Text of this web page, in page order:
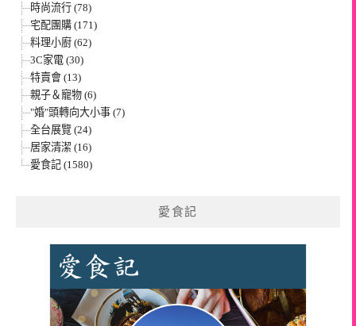
時尚流行 (78)
宅配團購 (171)
料理小廚 (62)
3C家電 (30)
特賣會 (13)
親子＆寵物 (6)
"婚"頭轉向大小事 (7)
全台展覽 (24)
居家清潔 (16)
愛食記 (1580)
愛食記